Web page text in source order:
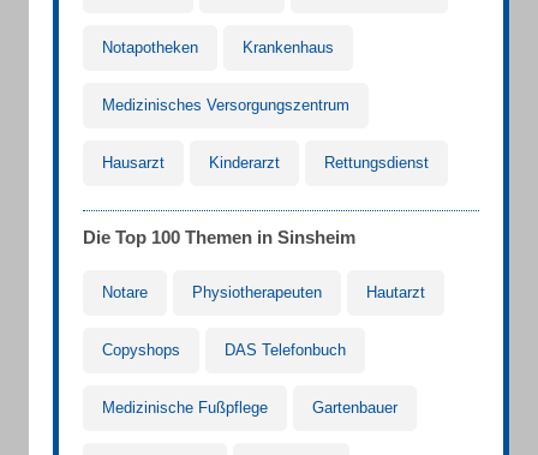
Notapotheken Krankenhaus
Medizinisches Versorgungszentrum
Hausarzt Kinderarzt Rettungsdienst
Die Top 100 Themen in Sinsheim
Notare Physiotherapeuten Hautarzt
Copyshops DAS Telefonbuch
Medizinische Fußpflege Gartenbauer